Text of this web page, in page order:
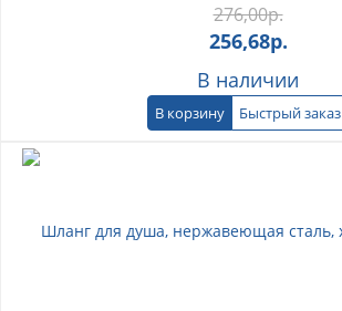
276,00р.
256,68р.
В наличии
В корзину Быстрый заказ